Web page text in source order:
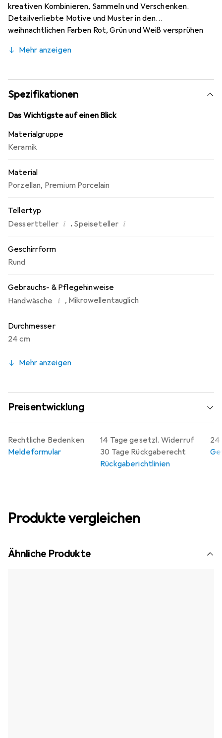
kreativen Kombinieren, Sammeln und Verschenken.
Detailverliebte Motive und Muster in den
weihnachtlichen Farben Rot, Grün und Weiß versprühen
Kindheitserinnerungen. Die Kollektion ist der perfekte
Villeroy & Boch steht bereits seit 1748 für edles Porzellan
höchster Qualität.
Das Teller-Set in nostalgischer Papptellerform für vier
Personen mit Speise- und Frühstückstellern ist perfekt
Lieben.
Mehr anzeigen
Spezifikationen
Das Wichtigste auf einen Blick
Materialgruppe
Keramik
Material
Porzellan, Premium Porcelain
Tellertyp
Dessertteller i , Speiseteller i
Geschirrform
Rund
Gebrauchs- & Pflegehinweise
Handwäsche i , Mikrowellentauglich
Durchmesser
24 cm
Mehr anzeigen
Preisentwicklung
14 Tage gesetzl. Widerruf
30 Tage Rückgaberecht
Rückgaberichtlinien
24
Rechtliche Bedenken
Meldeformular
Produkte vergleichen
Ähnliche Produkte